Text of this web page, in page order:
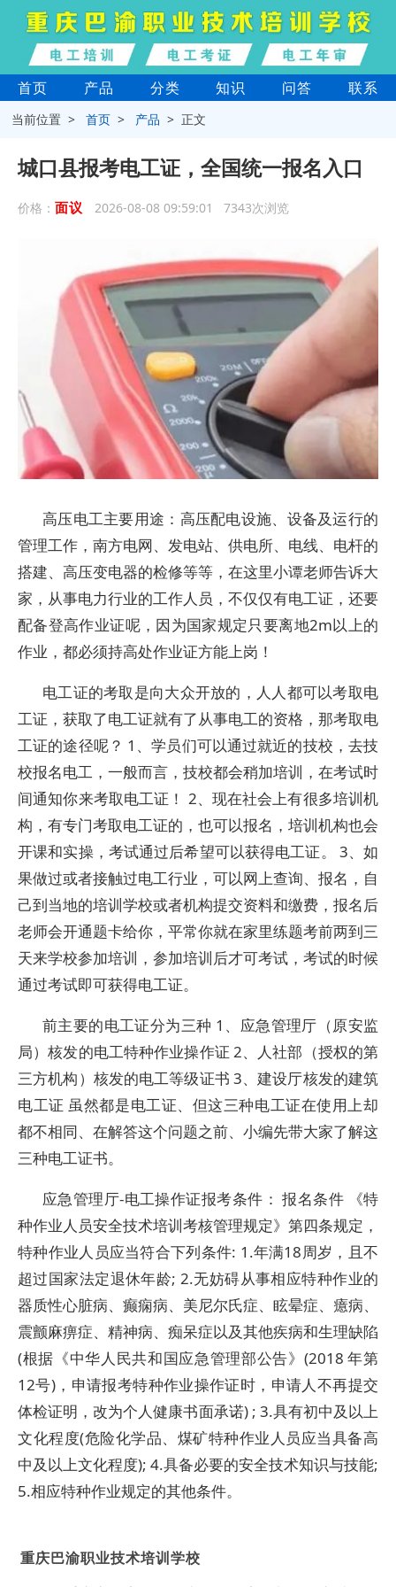
首页 产品 分类 知识 问答 联系
当前位置 >首页 > 产品 > 正文
城口县报考电工证，全国统一报名入口
价格： 面议 2026-08-08 09:59:01 7343次浏览
高压电工主要用途：高压配电设施、设备及运行的
管理工作，南方电网、发电站、供电所、电线、电杆的
搭建、高压变电器的检修等等，在这里小谭老师告诉大
家，从事电力行业的工作人员，不仅仅有电工证，还要
配备登高作业证呢，因为国家规定只要离地2m以上的
作业，都必须持高处作业证方能上岗！
电工证的考取是向大众开放的，人人都可以考取电
工证，获取了电工证就有了从事电工的资格，那考取电
工证的途径呢？ 1、学员们可以通过就近的技校，去技
校报名电工，一般而言，技校都会稍加培训，在考试时
间通知你来考取电工证！ 2、现在社会上有很多培训机
构，有专门考取电工证的，也可以报名，培训机构也会
开课和实操，考试通过后希望可以获得电工证。 3、如
果做过或者接触过电工行业，可以网上查询、报名，自
己到当地的培训学校或者机构提交资料和缴费，报名后
老师会开通题卡给你，平常你就在家里练题考前两到三
天来学校参加培训，参加培训后才可考试，考试的时候
通过考试即可获得电工证。
前主要的电工证分为三种 1、应急管理厅（原安监
局）核发的电工特种作业操作证 2、人社部（授权的第
三方机构）核发的电工等级证书 3、建设厅核发的建筑
电工证 虽然都是电工证、但这三种电工证在使用上却
都不相同、在解答这个问题之前、小编先带大家了解这
三种电工证书。
应急管理厅-电工操作证报考条件： 报名条件 《特
种作业人员安全技术培训考核管理规定》第四条规定，
特种作业人员应当符合下列条件: 1.年满18周岁，且不
超过国家法定退休年龄; 2.无妨碍从事相应特种作业的
器质性心脏病、癫痫病、美尼尔氏症、眩晕症、癔病、
震颤麻痹症、精神病、痴呆症以及其他疾病和生理缺陷
(根据《中华人民共和国应急管理部公告》(2018 年第
12号)，申请报考特种作业操作证时，申请人不再提交
体检证明，改为个人健康书面承诺) ; 3.具有初中及以上
文化程度(危险化学品、煤矿特种作业人员应当具备高
中及以上文化程度); 4.具备必要的安全技术知识与技能;
5.相应特种作业规定的其他条件。
重庆巴渝职业技术培训学校